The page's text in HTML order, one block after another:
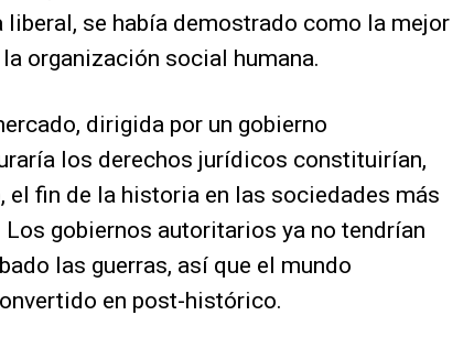
se había demostrado como la mejor
organización social humana.
dirigida por un gobierno
los derechos jurídicos constituirían,
el fin de la historia en las sociedades más
gobiernos autoritarios ya no tendrían
las guerras, así que el mundo
en post-histórico.